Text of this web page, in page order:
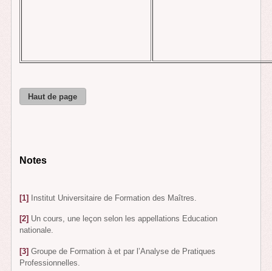
Haut de page
Notes
[1] Institut Universitaire de Formation des Maîtres.
[2] Un cours, une leçon selon les appellations Education
nationale.
[3] Groupe de Formation à et par l’Analyse de Pratiques
Professionnelles.